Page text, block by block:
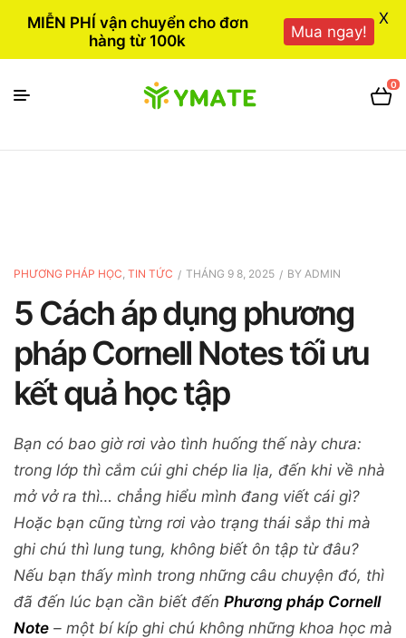
0
PHƯƠNG PHÁP HỌC, TIN TỨC THÁNG 9 8, 2025 BY ADMIN
5 Cách áp dụng phương
pháp Cornell Notes tối ưu
kết quả học tập
Bạn có bao giờ rơi vào tình huống thế này chưa:
trong lớp thì cắm cúi ghi chép lia lịa, đến khi về nhà
mở vở ra thì… chẳng hiểu mình đang viết cái gì?
Hoặc bạn cũng từng rơi vào trạng thái sắp thi mà
ghi chú thì lung tung, không biết ôn tập từ đâu?
Nếu bạn thấy mình trong những câu chuyện đó, thì
đã đến lúc bạn cần biết đến Phương pháp Cornell
Note – một bí kíp ghi chú không những khoa học mà
MIỄN PHÍ vận chuyển cho đơn
hàng từ 100k
Mua ngay!
X